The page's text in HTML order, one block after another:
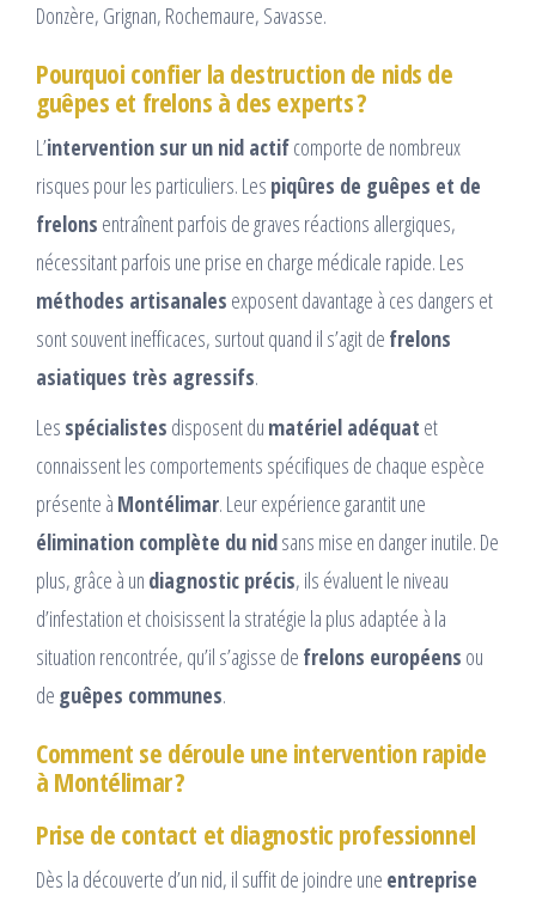
Donzère, Grignan, Rochemaure, Savasse.
Pourquoi confier la destruction de nids de
guêpes et frelons à des experts ?
L’intervention sur un nid actifcomporte de nombreux
risques pour les particuliers. Les piqûres de guêpes et de
frelons entraînent parfois de graves réactions allergiques,
nécessitant parfois une prise en charge médicale rapide. Les
méthodes artisanales exposent davantage à ces dangers et
sont souvent inefficaces, surtout quand il s’agit de frelons
asiatiques très agressifs.
Les spécialistes disposent du matériel adéquat et
connaissent les comportements spécifiques de chaque espèce
présente à Montélimar. Leur expérience garantit une
élimination complète du nidsans mise en danger inutile. De
plus, grâce à un diagnostic précis, ils évaluent le niveau
d’infestation et choisissent la stratégie la plus adaptée à la
situation rencontrée, qu’il s’agisse de frelons européens ou
de guêpes communes.
Comment se déroule une intervention rapide
à Montélimar ?
Prise de contact et diagnostic professionnel
Dès la découverte d’un nid, il suffit de joindre une entreprise